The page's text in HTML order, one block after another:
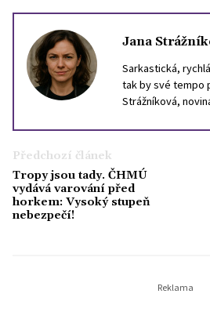
Jana
Sarkastická,
tak by své tempo
Strážníková,
momenty v životě
celebritách pro
způsob, jak
společnosti. Ve
chaosu světa
horory a tajně
Předchozí článek
Tropy jsou tady. ČHMÚ
vydává varování před
horkem: Vysoký stupeň
nebezpečí!